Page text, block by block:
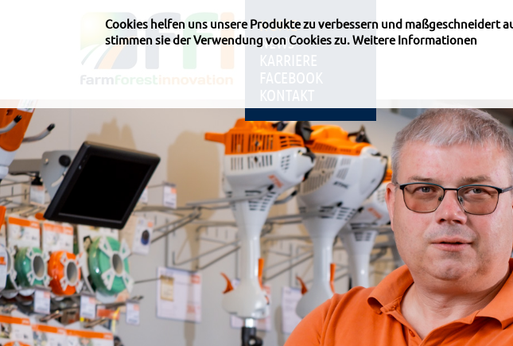
Cookies helfen uns unsere Produkte zu verbessern und maßgeschneidert
stimmen sie der Verwendung von Cookies zu.Weitere Informationen
HOME
NEWS